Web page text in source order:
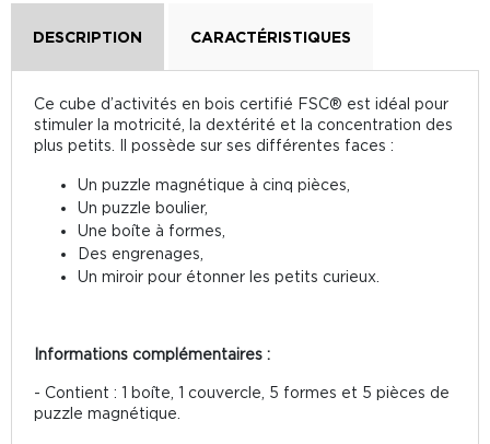
DESCRIPTION CARACTÉRISTIQUES
Ce cube d’activités en bois certifié FSC® est idéal pour
stimuler la motricité, la dextérité et la concentration des
plus petits. Il possède sur ses différentes faces :
Un puzzle magnétique à cinq pièces,
Un puzzle boulier,
Une boîte à formes,
Des engrenages,
Un miroir pour étonner les petits curieux.
Informations complémentaires :
- Contient : 1 boîte, 1 couvercle, 5 formes et 5 pièces de
puzzle magnétique.